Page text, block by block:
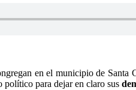
en el municipio de Santa
para dejar en claro sus